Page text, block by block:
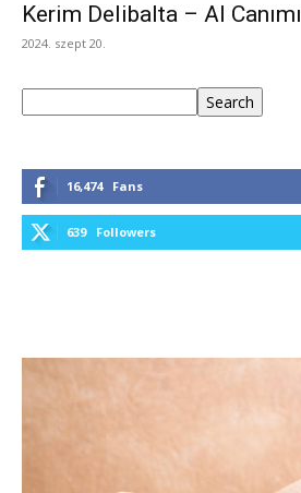
Kerim Delibalta – Al Canımı
2024. szept 20.
Search
16,474 Fans
639 Followers